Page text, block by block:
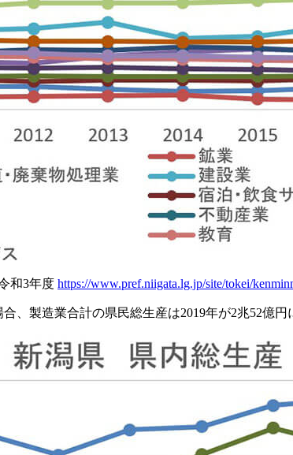
和3年度 https://www.pref.niigata.lg.jp/site/tokei/
、製造業合計の県民総生産は2019年が2兆52億